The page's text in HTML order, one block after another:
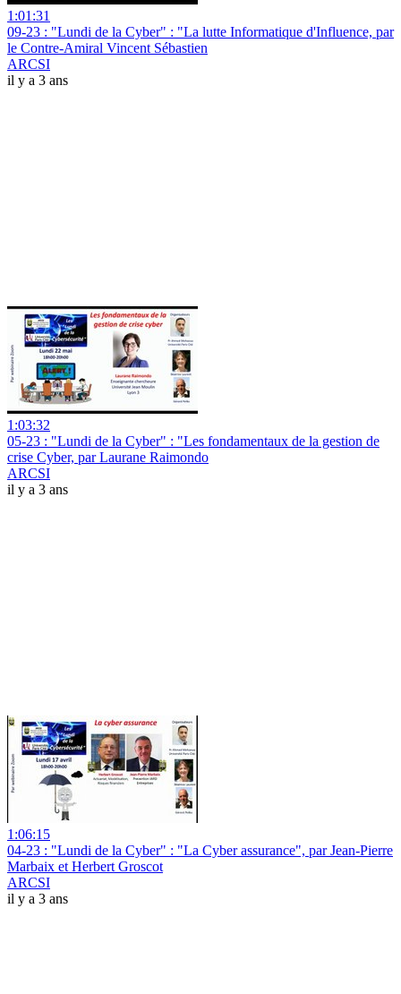
1:01:31
09-23 : "Lundi de la Cyber" : "La lutte Informatique d'Influence, par
le Contre-Amiral Vincent Sébastien
ARCSI
il y a 3 ans
1:03:32
05-23 : "Lundi de la Cyber" : "Les fondamentaux de la gestion de
crise Cyber, par Laurane Raimondo
ARCSI
il y a 3 ans
1:06:15
04-23 : "Lundi de la Cyber" : "La Cyber assurance", par Jean-Pierre
Marbaix et Herbert Groscot
ARCSI
il y a 3 ans